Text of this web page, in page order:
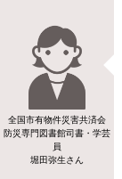
全国市有物件災害共済会
防災専門図書館司書・学芸
員
堀田弥生さん